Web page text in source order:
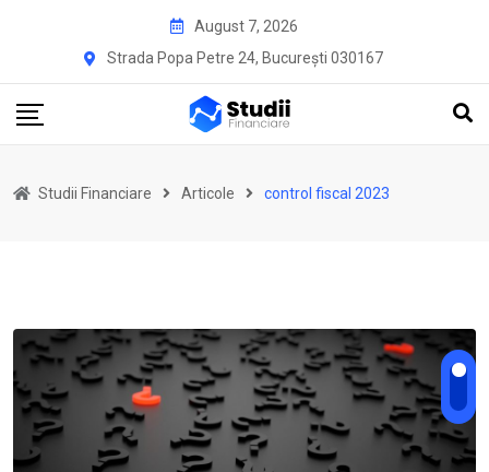
August 7, 2026
Strada Popa Petre 24, București 030167
Studii Financiare Articole control fiscal 2023